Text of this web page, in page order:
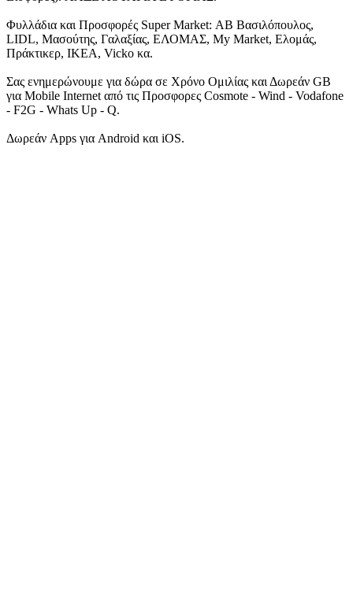
Φυλλάδια και Προσφορές Super Market: ΑΒ Βασιλόπουλος,
LIDL, Μασούτης, Γαλαξίας, ΕΛΟΜΑΣ, My Market, Ελομάς,
Πράκτικερ, ΙΚΕΑ, Vicko κα.
Σας ενημερώνουμε για δώρα σε Χρόνο Ομιλίας και Δωρεάν GB
για Mobile Internet από τις Προσφορες Cosmote - Wind - Vodafone
- F2G - Whats Up - Q.
Δωρεάν Apps για Android και iOS.